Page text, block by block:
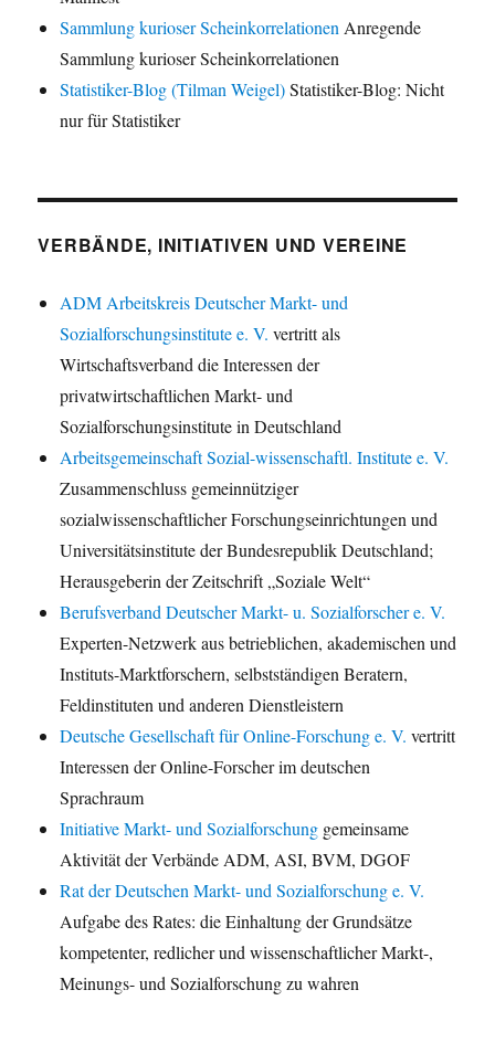
Sammlung kurioser Scheinkorrelationen Anregende
Sammlung kurioser Scheinkorrelationen
Statistiker-Blog (Tilman Weigel)Statistiker-Blog: Nicht
nur für Statistiker
VERBÄNDE, INITIATIVEN UND VEREINE
ADM Arbeitskreis Deutscher Markt- und
Sozialforschungsinstitute e. V. vertritt als
Wirtschaftsverband die Interessen der
privatwirtschaftlichen Markt- und
Sozialforschungsinstitute in Deutschland
Arbeitsgemeinschaft Sozial-wissenschaftl. Institute e. V.
Zusammenschluss gemeinnütziger
sozialwissenschaftlicher Forschungseinrichtungen und
Universitätsinstitute der Bundesrepublik Deutschland;
Herausgeberin der Zeitschrift „Soziale Welt“
Berufsverband Deutscher Markt- u. Sozialforscher e. V.
Experten-Netzwerk aus betrieblichen, akademischen und
Instituts-Marktforschern, selbstständigen Beratern,
Feldinstituten und anderen Dienstleistern
Deutsche Gesellschaft für Online-Forschung e. V. vertritt
Interessen der Online-Forscher im deutschen
Sprachraum
Initiative Markt- und Sozialforschung gemeinsame
Aktivität der Verbände ADM, ASI, BVM, DGOF
Rat der Deutschen Markt- und Sozialforschung e. V.
Aufgabe des Rates: die Einhaltung der Grundsätze
kompetenter, redlicher und wissenschaftlicher Markt-,
Meinungs- und Sozialforschung zu wahren